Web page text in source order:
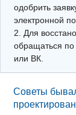
Телеграм
одобрить
электронной
2. Для
обращаться
или ВК.
Советы